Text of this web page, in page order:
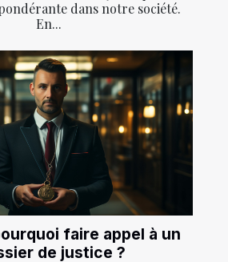
dans notre société.
En...
faire appel à un
de justice ?